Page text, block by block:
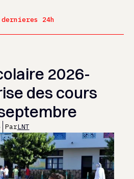
dernieres 24h
2026-
des cours
ParLNT